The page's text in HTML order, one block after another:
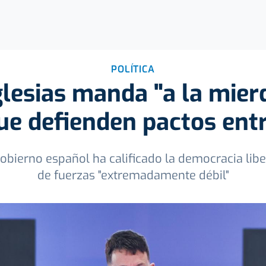
POLÍTICA
manda "a la
defienden pactos
español ha calificado la democracia
de fuerzas "extremadamente débil"